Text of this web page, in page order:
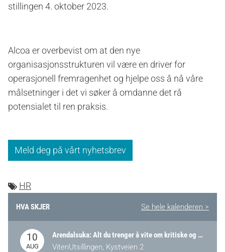
stillingen 4. oktober 2023.
Alcoa er overbevist om at den nye
organisasjonsstrukturen vil være en driver for
operasjonell fremragenhet og hjelpe oss å nå våre
målsetninger i det vi søker å omdanne det rå
potensialet til ren praksis.
Meld deg på vårt nyhetsbrev
HR
HVA SKJER Se hele kalenderen >
10
AUG
Arendalsuka: Alt du trenger å vite om kritiske og strategiske verdikjeder i Norge
VitenUtsillingen, Kystveien 2